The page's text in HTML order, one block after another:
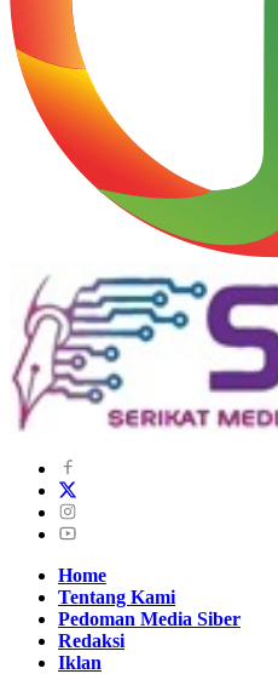
Home
Tentang Kami
Pedoman Media Siber
Redaksi
Iklan